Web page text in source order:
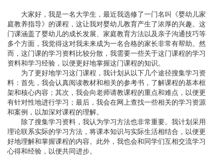
大家好，我是一名大学生，最近我选修了一门名叫《婴幼儿家
庭教养指导》的课程，这让我对婴幼儿教育产生了浓厚的兴趣。这
门课涵盖了婴幼儿的成长发展、家庭教育方法以及亲子沟通技巧等
多个方面，我觉得这对我未来成为一名合格的家长非常有帮助。然
而，这门课的学习资料比较分散，我需要一些关于这门课程的学习
资料和学习经验，以便更好地掌握这门课程的知识。
为了更好地学习这门课程，我计划从以下几个途径搜集学习资
料：首先，我会认真阅读教材和相关的参考书，了解课程的基本框
架和核心内容；其次，我会向老师请教课程的重点和难点，以便更
有针对性地进行学习；最后，我会在网上查找一些相关的学习资源
和案例，以加深对课程的理解。
除了搜集学习资料，我认为学习方法也非常重要。我计划采用
理论联系实际的学习方法，将课本知识与实际生活相结合，以便更
好地理解和掌握课程的内容。此外，我也会和同学们互相交流学习
心得和经验，以便共同进步。